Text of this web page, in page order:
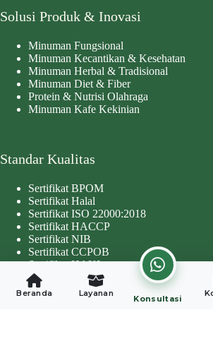
Solusi Produk & Inovasi
Minuman Fungsional
Minuman Kecantikan & Kesehatan
Minuman Herbal & Tradisional
Minuman Diet & Fiber
Protein & Nutrisi Olahraga
Minuman Kafe Kekinian
Standar Kualitas
Sertifikat BPOM
Sertifikat Halal
Sertifikat ISO 22000:2018
Sertifikat HACCP
Sertifikat NIB
Sertifikat CCPOB
Sertifikat HAKI
Copyright © 2026 - Developed by
Beranda Layanan
Konsultasi